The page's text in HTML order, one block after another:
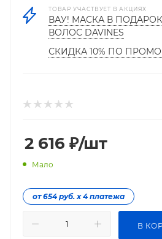
ТОВАР УЧАСТВУЕТ В АКЦИЯХ
ВАУ! МАСКА В
ВОЛОС DAVINES
СКИДКА 10% ПО
2 616 ₽/шт
Мало
от 654 руб. х 4 платежа
В